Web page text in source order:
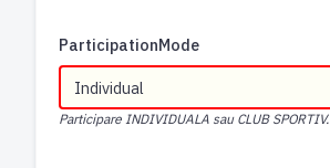
ParticipationMode
Participare INDIVIDUALA sau CLUB SPORTIV.